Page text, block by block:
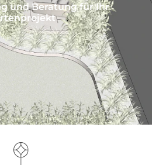
und Beratung für Ihr